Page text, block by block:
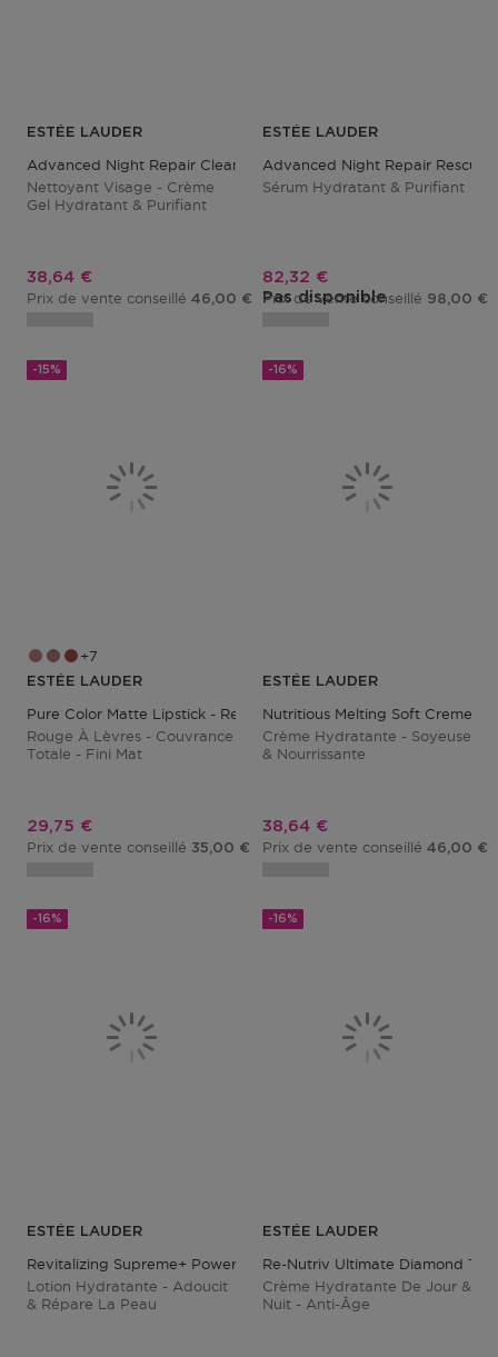
ESTÉE LAUDER
Advanced Night Repair Cleansing Gelée With 15 Amino Acids
Nettoyant Visage - Crème
Gel Hydratant & Purifiant
Prix promotionnel
38,64 €
Prix de vente conseillé 46,00 € Pas disponible
ESTÉE LAUDER
Advanced Night Repair Rescue
Sérum Hydratant & Purifiant
Prix promotionnel
82,32 €
Prix de vente conseillé 98,00 €
-15%
7
ESTÉE LAUDER
Pure Color Matte Lipstick - Refill
Rouge À Lèvres - Couvrance
Totale - Fini Mat
Prix promotionnel
29,75 €
Prix de vente conseillé 35,00 €
-16%
ESTÉE LAUDER
Nutritious Melting Soft Creme/
Crème Hydratante - Soyeuse
& Nourrissante
Prix promotionnel
38,64 €
Prix de vente conseillé 46,00 €
-16%
ESTÉE LAUDER
Revitalizing Supreme+ Power Soft Milky Lotion
Lotion Hydratante - Adoucit
& Répare La Peau
-16%
ESTÉE LAUDER
Re-Nutriv Ultimate Diamond
Crème Hydratante De Jour &
Nuit - Anti-Âge